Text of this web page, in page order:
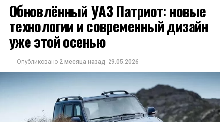
Обновлённый УАЗ Патриот: новые
технологии и современный дизайн
уже этой осенью
Опубликовано 2 месяца назад 29.05.2026